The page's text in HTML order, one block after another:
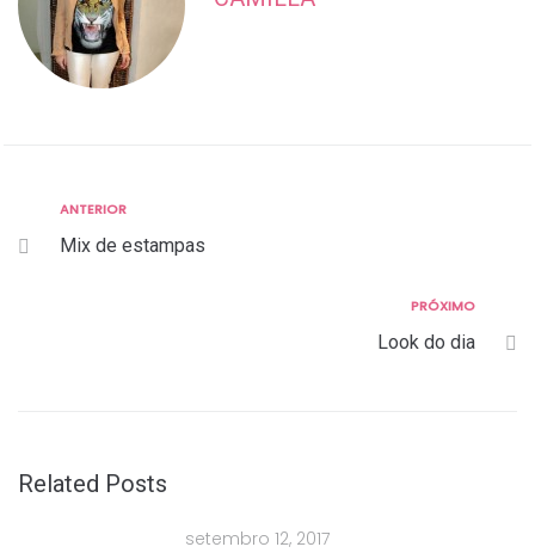
Navegação
de
Anterior
ANTERIOR
Mix de estampas
PRÓXIMO
Look do dia
Related Posts
setembro 12, 2017